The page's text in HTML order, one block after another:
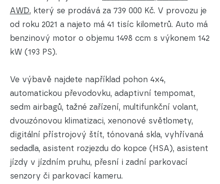
AWD, který se prodává za 739 000 Kč. V provozu je
od roku 2021 a najeto má 41 tisíc kilometrů. Auto má
benzinový motor o objemu 1498 ccm s výkonem 142
kW (193 PS).
Ve výbavě najdete například pohon 4x4,
automatickou převodovku, adaptivní tempomat,
sedm airbagů, tažné zařízení, multifunkční volant,
dvouzónovou klimatizaci, xenonové světlomety,
digitální přístrojový štít, tónovaná skla, vyhřívaná
sedadla, asistent rozjezdu do kopce (HSA), asistent
jízdy v jízdním pruhu, přesní i zadní parkovací
senzory či parkovací kameru.